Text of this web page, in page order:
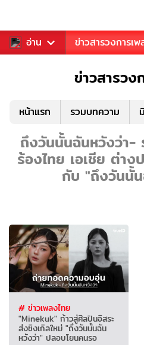
อ่าน
ข่าวบันเทิง ข่าวสารวงการเ
ข่าวสารวง
หน้าแรก รวมบทความ
ถึงวันนั้นฉันหวังว่า-
ร้องไทย เอเชีย ต่าง
กับ "ถึงวันนั้
# ข่าวเพลงไทย
"Minekuk" ก้าวสู่ศิลปินอิสระ
ส่งซิงเกิลใหม่ "ถึงวันนั้นฉัน
หวังว่า" ปลอบโยนคนรอ